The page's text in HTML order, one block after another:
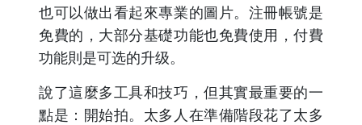
也可以做出看起來專業的圖片。注冊帳號是
免費的，大部分基礎功能也免費使用，付費
功能則是可选的升级。
說了這麼多工具和技巧，但其實最重要的一
點是：開始拍。太多人在準備階段花了太多